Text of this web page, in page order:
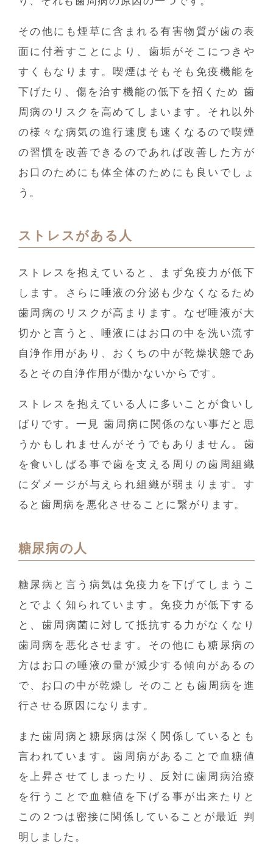
その他にも煙草に含まれる有害物質が歯の表
面に付着すことにより、歯垢がそこにつきや
すくもなります。喫煙はそもそも免疫機能を
下げたり、傷を治す機能の低下を招くため 歯
周病のリスクを高めてしまいます。それ以外
の様々な病気の進行速度も速くなるので喫煙
の習慣を改善できるのであれば改善した方が
お口のためにも体全体のためにも良いでしょ
う。
ストレスがある人
ストレスを抱えていると、まず免疫力が低下
します。さらに唾液の分泌も少なくなるため
歯周病のリスクが高まります。なぜ唾液が大
切かと言うと、唾液にはお口の中を洗い流す
自浄作用があり、おくちの中が乾燥状態であ
るとその自浄作用が働かないからです。
ストレスを抱えている人に多いことが食いし
ばりです。一見 歯周病に関係のない事だと思
うかもしれませんがそうでもありません。歯
を食いしばる事で歯を支える周りの歯周組織
にダメージが与えられ組織が弱まります。す
ると歯周病を悪化させることに繋がります。
糖尿病の人
糖尿病と言う病気は免疫力を下げてしまうこ
とでよく知られています。免疫力が低下する
と、歯周病菌に対して抵抗する力がなくなり
歯周病を悪化させます。その他にも糖尿病の
方はお口の唾液の量が減少する傾向があるの
で、お口の中が乾燥し そのことも歯周病を進
行させる原因になります。
また歯周病と糖尿病は深く関係しているとも
言われています。歯周病があることで血糖値
を上昇させてしまったり、反対に歯周病治療
を行うことで血糖値を下げる事が出来たりと
この２つは密接に関係していることが最近 判
明しました。